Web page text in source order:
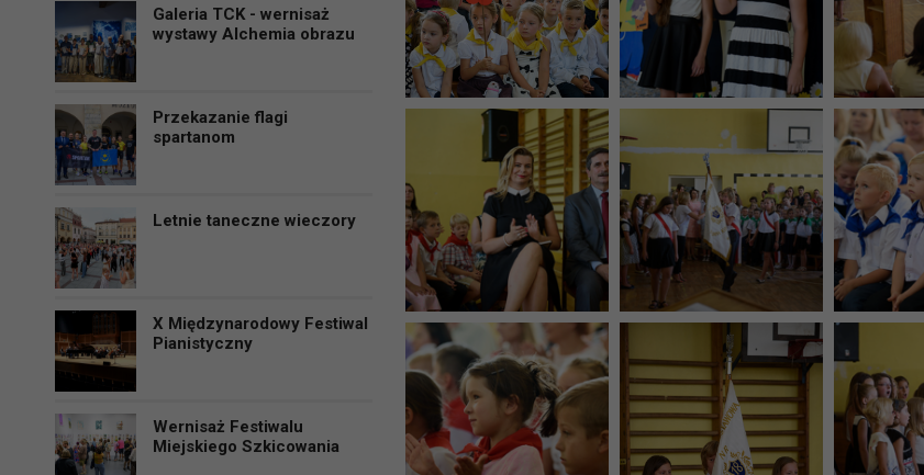
Galeria TCK - wernisaż
wystawy Alchemia obrazu
Przekazanie flagi
spartanom
Letnie taneczne wieczory
X Międzynarodowy Festiwal
Pianistyczny
Wernisaż Festiwalu
Miejskiego Szkicowania